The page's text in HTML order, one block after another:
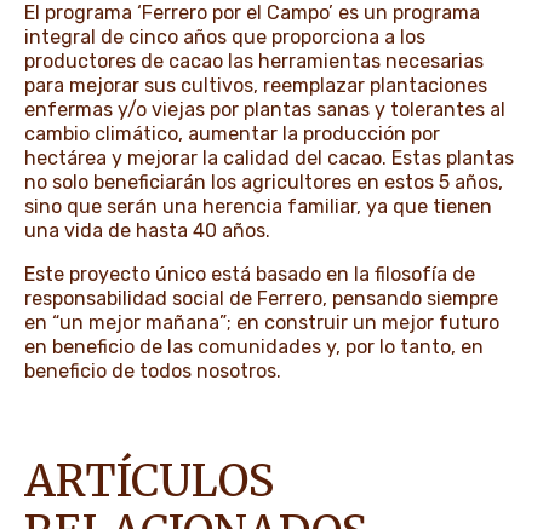
El programa ‘Ferrero por el Campo’ es un programa
integral de cinco años que proporciona a los
productores de cacao las herramientas necesarias
para mejorar sus cultivos, reemplazar plantaciones
enfermas y/o viejas por plantas sanas y tolerantes al
cambio climático, aumentar la producción por
hectárea y mejorar la calidad del cacao. Estas plantas
no solo beneficiarán los agricultores en estos 5 años,
sino que serán una herencia familiar, ya que tienen
una vida de hasta 40 años.
Este proyecto único está basado en la filosofía de
responsabilidad social de Ferrero, pensando siempre
en “un mejor mañana”; en construir un mejor futuro
en beneficio de las comunidades y, por lo tanto, en
beneficio de todos nosotros.
ARTÍCULOS